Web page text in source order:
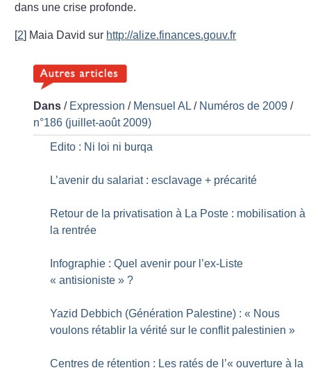
dans une crise profonde.
[2] Maia David sur http://alize.finances.gouv.fr
Dans / Expression / Mensuel AL / Numéros de 2009 /
n°186 (juillet-août 2009)
Edito : Ni loi ni burqa
L’avenir du salariat : esclavage + précarité
Retour de la privatisation à La Poste : mobilisation à
la rentrée
Infographie : Quel avenir pour l’ex-Liste
« antisioniste » ?
Yazid Debbich (Génération Palestine) : « Nous
voulons rétablir la vérité sur le conflit palestinien »
Centres de rétention : Les ratés de l’« ouverture à la